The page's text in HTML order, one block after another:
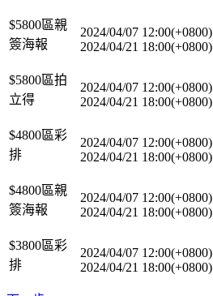
$5800區親
簽海報
2024/04/07 12:00(+0800)
2024/04/21 18:00(+0800)
$5800區拍
立得
2024/04/07 12:00(+0800)
2024/04/21 18:00(+0800)
$4800區彩
排
2024/04/07 12:00(+0800)
2024/04/21 18:00(+0800)
$4800區親
簽海報
2024/04/07 12:00(+0800)
2024/04/21 18:00(+0800)
$3800區彩
排
2024/04/07 12:00(+0800)
2024/04/21 18:00(+0800)